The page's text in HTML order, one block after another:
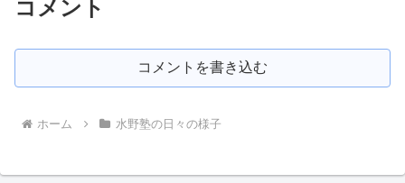
コメント
コメントを書き込む
ホーム 水野塾の日々の様子